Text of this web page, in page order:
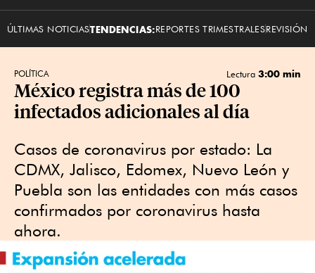
ÚLTIMAS NOTICIASTENDENCIAS:REPORTES TRIMESTRALESREVISIÓN
POLÍTICA Lectura 3:00 min
México registra más de 100
infectados adicionales al día
Casos de coronavirus por estado: La
CDMX, Jalisco, Edomex, Nuevo León y
Puebla son las entidades con más casos
confirmados por coronavirus hasta
ahora.